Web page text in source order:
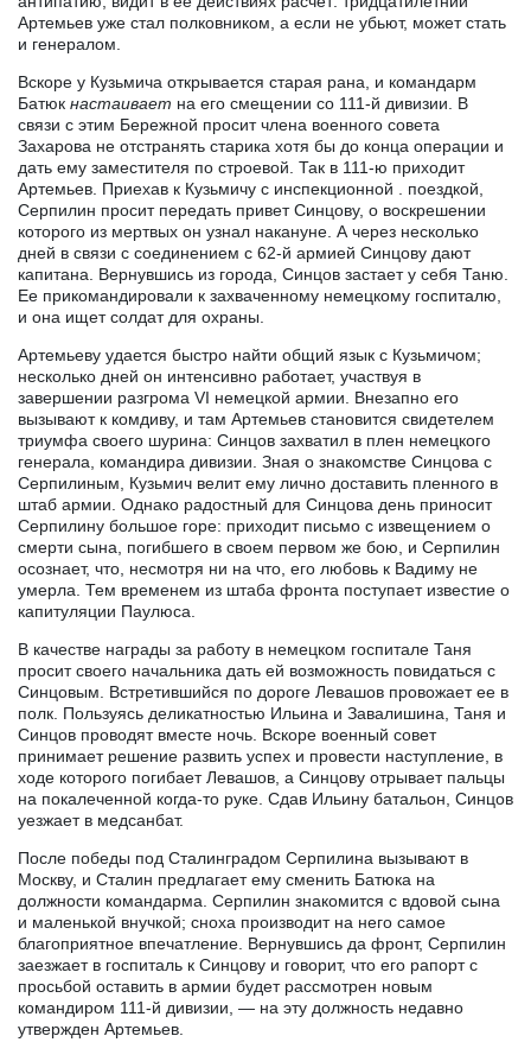
Артемьев уже стал полковником, а если не убьют, может стать
и генералом.
Вскоре у Кузьмича открывается старая рана, и командарм
Батюк настаивает на его смещении со 111-й дивизии. В
связи с этим Бережной просит члена военного совета
Захарова не отстранять старика хотя бы до конца операции и
дать ему заместителя по строевой. Так в 111-ю приходит
Артемьев. Приехав к Кузьмичу с инспекционной . поездкой,
Серпилин просит передать привет Синцову, о воскрешении
которого из мертвых он узнал накануне. А через несколько
дней в связи с соединением с 62-й армией Синцову дают
капитана. Вернувшись из города, Синцов застает у себя Таню.
Ее прикомандировали к захваченному немецкому госпиталю,
и она ищет солдат для охраны.
Артемьеву удается быстро найти общий язык с Кузьмичом;
несколько дней он интенсивно работает, участвуя в
завершении разгрома VI немецкой армии. Внезапно его
вызывают к комдиву, и там Артемьев становится свидетелем
триумфа своего шурина: Синцов захватил в плен немецкого
генерала, командира дивизии. Зная о знакомстве Синцова с
Серпилиным, Кузьмич велит ему лично доставить пленного в
штаб армии. Однако радостный для Синцова день приносит
Серпилину большое горе: приходит письмо с извещением о
смерти сына, погибшего в своем первом же бою, и Серпилин
осознает, что, несмотря ни на что, его любовь к Вадиму не
умерла. Тем временем из штаба фронта поступает известие о
капитуляции Паулюса.
В качестве награды за работу в немецком госпитале Таня
просит своего начальника дать ей возможность повидаться с
Синцовым. Встретившийся по дороге Левашов провожает ее в
полк. Пользуясь деликатностью Ильина и Завалишина, Таня и
Синцов проводят вместе ночь. Вскоре военный совет
принимает решение развить успех и провести наступление, в
ходе которого погибает Левашов, а Синцову отрывает пальцы
на покалеченной когда-то руке. Сдав Ильину батальон, Синцов
уезжает в медсанбат.
После победы под Сталинградом Серпилина вызывают в
Москву, и Сталин предлагает ему сменить Батюка на
должности командарма. Серпилин знакомится с вдовой сына
и маленькой внучкой; сноха производит на него самое
благоприятное впечатление. Вернувшись да фронт, Серпилин
заезжает в госпиталь к Синцову и говорит, что его рапорт с
просьбой оставить в армии будет рассмотрен новым
командиром 111-й дивизии, — на эту должность недавно
утвержден Артемьев.